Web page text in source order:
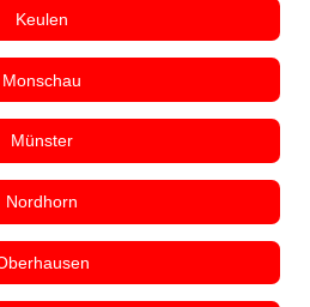
Keulen
Monschau
Münster
Nordhorn